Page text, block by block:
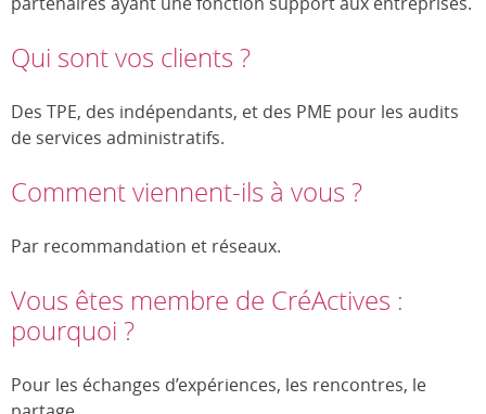
Qui sont vos clients ?
Des TPE, des indépendants, et des PME pour les audits
de services administratifs.
Comment viennent-ils à vous ?
Par recommandation et réseaux.
Vous êtes membre de CréActives :
pourquoi ?
Pour les échanges d’expériences, les rencontres, le